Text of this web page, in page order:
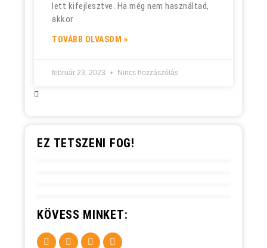
lett kifejlesztve. Ha még nem használtad,
akkor
TOVÁBB OLVASOM »
február 23, 2023 Nincs hozzászólás
EZ TETSZENI FOG!
KÖVESS MINKET: